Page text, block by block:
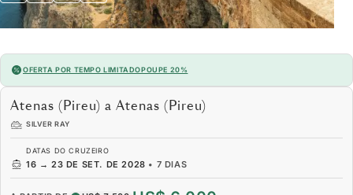
OFERTA POR TEMPO LIMITADOPOUPE 20%
Atenas (Pireu) a Atenas (Pireu)
SILVER RAY
DATAS DO CRUZEIRO
16 → 23 DE SET. DE 2028 • 7 DIAS